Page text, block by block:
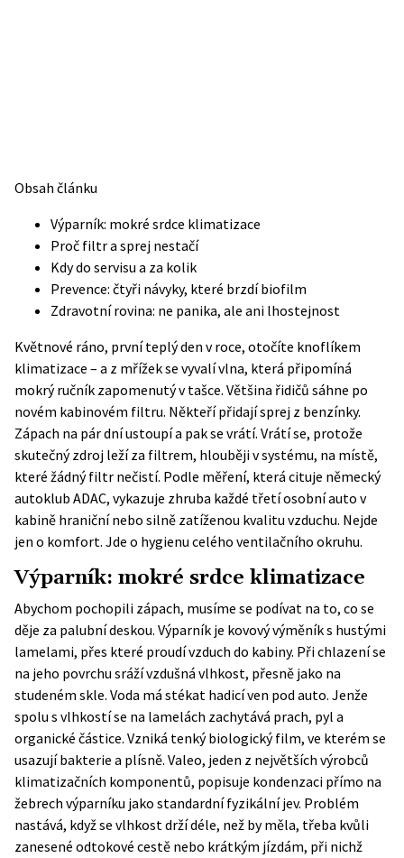
Obsah článku
Výparník: mokré srdce klimatizace
Proč filtr a sprej nestačí
Kdy do servisu a za kolik
Prevence: čtyři návyky, které brzdí biofilm
Zdravotní rovina: ne panika, ale ani lhostejnost
Květnové ráno, první teplý den v roce, otočíte knoflíkem
klimatizace – a z mřížek se vyvalí vlna, která připomíná
mokrý ručník zapomenutý v tašce. Většina řidičů sáhne po
novém kabinovém filtru. Někteří přidají sprej z benzínky.
Zápach na pár dní ustoupí a pak se vrátí. Vrátí se, protože
skutečný zdroj leží za filtrem, hlouběji v systému, na místě,
které žádný filtr nečistí. Podle měření, která cituje německý
autoklub ADAC, vykazuje zhruba každé třetí osobní auto v
kabině hraniční nebo silně zatíženou kvalitu vzduchu. Nejde
jen o komfort. Jde o hygienu celého ventilačního okruhu.
Výparník: mokré srdce klimatizace
Abychom pochopili zápach, musíme se podívat na to, co se
děje za palubní deskou. Výparník je kovový výměník s hustými
lamelami, přes které proudí vzduch do kabiny. Při chlazení se
na jeho povrchu sráží vzdušná vlhkost, přesně jako na
studeném skle. Voda má stékat hadicí ven pod auto. Jenže
spolu s vlhkostí se na lamelách zachytává prach, pyl a
organické částice. Vzniká tenký biologický film, ve kterém se
usazují bakterie a plísně. Valeo, jeden z největších výrobců
klimatizačních komponentů, popisuje kondenzaci přímo na
žebrech výparníku jako standardní fyzikální jev. Problém
nastává, když se vlhkost drží déle, než by měla, třeba kvůli
zanesené odtokové cestě nebo krátkým jízdám, při nichž